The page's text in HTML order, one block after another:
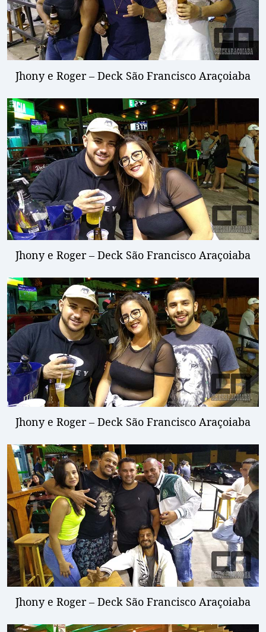
Jhony e Roger – Deck São Francisco Araçoiaba
Jhony e Roger – Deck São Francisco Araçoiaba
Jhony e Roger – Deck São Francisco Araçoiaba
Jhony e Roger – Deck São Francisco Araçoiaba